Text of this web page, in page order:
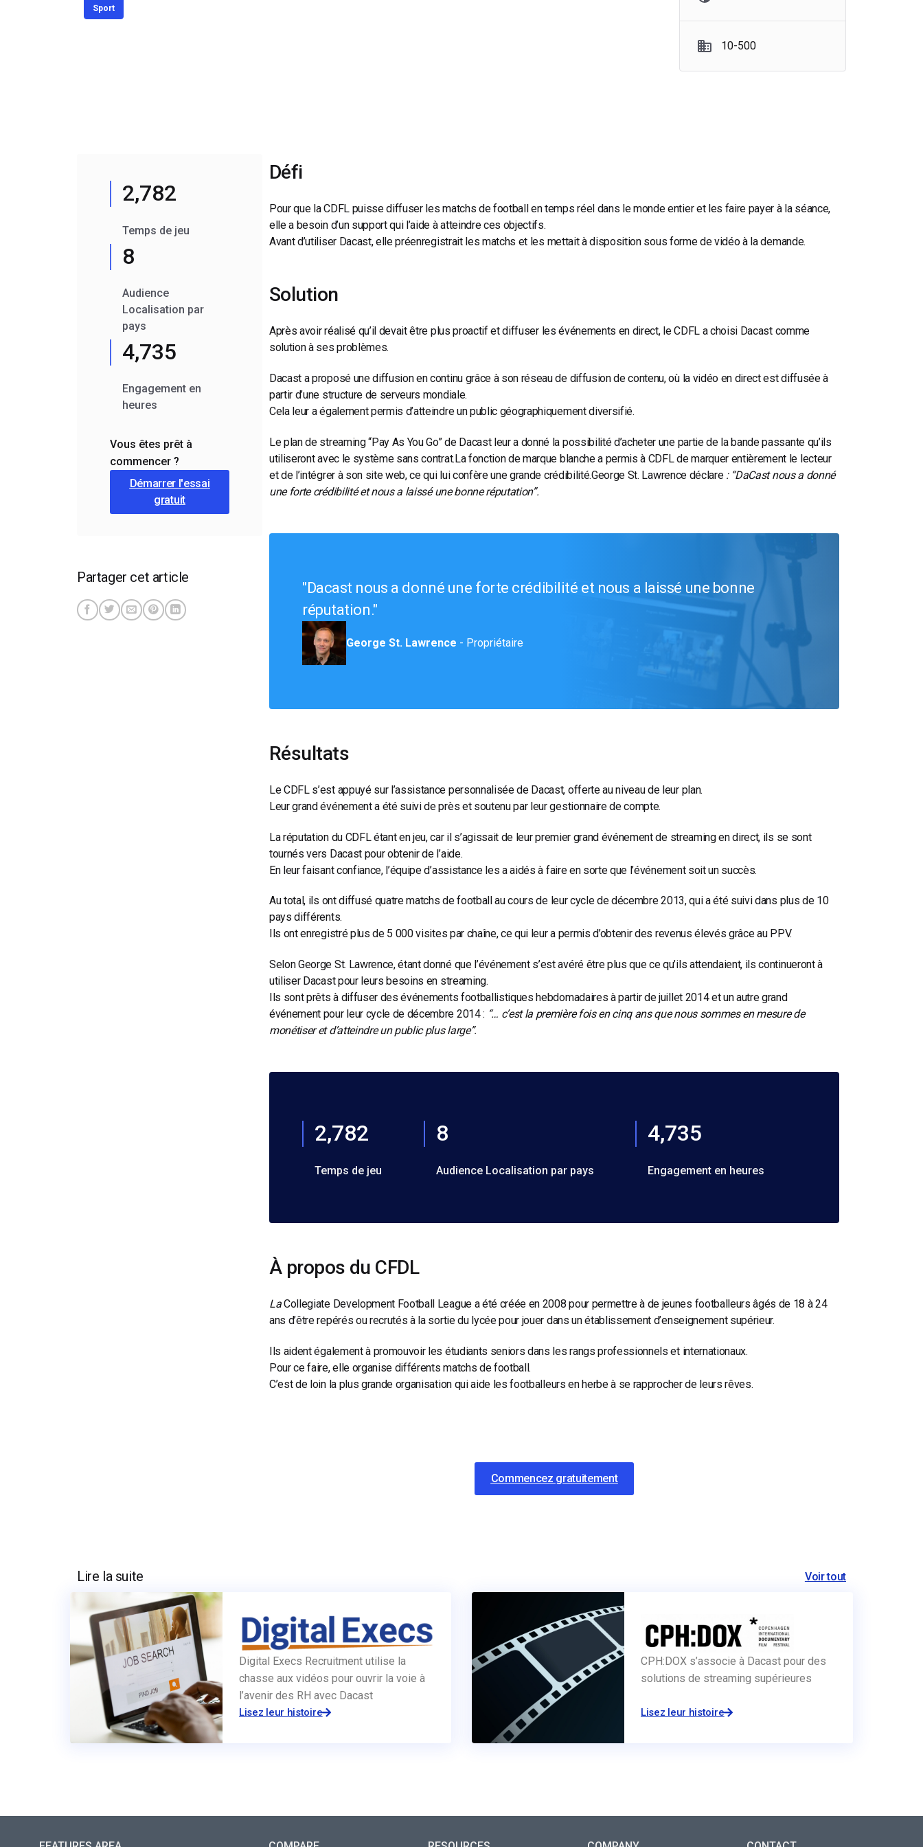
Sport
10-500
2,782
Temps de jeu
8
Audience
Localisation par
pays
4,735
Engagement en
heures
Vous êtes prêt à
commencer ?
Démarrer l'essai
gratuit
Partager cet article
Défi
Pour que la CDFL puisse diffuser les matchs de football en temps réel dans le monde entier et les faire payer à la séance,
elle a besoin d’un support qui l’aide à atteindre ces objectifs.
Avant d’utiliser Dacast, elle préenregistrait les matchs et les mettait à disposition sous forme de vidéo à la demande.
Solution
Après avoir réalisé qu’il devait être plus proactif et diffuser les événements en direct, le CDFL a choisi Dacast comme
solution à ses problèmes.
Dacast a proposé une diffusion en continu grâce à son réseau de diffusion de contenu, où la vidéo en direct est diffusée à
partir d’une structure de serveurs mondiale.
Cela leur a également permis d’atteindre un public géographiquement diversifié.
Le plan de streaming “Pay As You Go” de Dacast leur a donné la possibilité d’acheter une partie de la bande passante qu’ils
utiliseront avec le système sans contrat.La fonction de marque blanche a permis à CDFL de marquer entièrement le lecteur
et de l’intégrer à son site web, ce qui lui confère une grande crédibilité.George St. Lawrence déclare : “DaCast nous a donné
une forte crédibilité et nous a laissé une bonne réputation”.
Dacast nous a donné une forte crédibilité et nous a laissé une bonne
réputation.
George St. Lawrence - Propriétaire
Résultats
Le CDFL s’est appuyé sur l’assistance personnalisée de Dacast, offerte au niveau de leur plan.
Leur grand événement a été suivi de près et soutenu par leur gestionnaire de compte.
La réputation du CDFL étant en jeu, car il s’agissait de leur premier grand événement de streaming en direct, ils se sont
tournés vers Dacast pour obtenir de l’aide.
En leur faisant confiance, l’équipe d’assistance les a aidés à faire en sorte que l’événement soit un succès.
Au total, ils ont diffusé quatre matchs de football au cours de leur cycle de décembre 2013, qui a été suivi dans plus de 10
pays différents.
Ils ont enregistré plus de 5 000 visites par chaîne, ce qui leur a permis d’obtenir des revenus élevés grâce au PPV.
Selon George St. Lawrence, étant donné que l’événement s’est avéré être plus que ce qu’ils attendaient, ils continueront à
utiliser Dacast pour leurs besoins en streaming.
Ils sont prêts à diffuser des événements footballistiques hebdomadaires à partir de juillet 2014 et un autre grand
événement pour leur cycle de décembre 2014 : “… c’est la première fois en cinq ans que nous sommes en mesure de
monétiser et d’atteindre un public plus large”.
2,782
Temps de jeu
8
Audience Localisation par pays
4,735
Engagement en heures
À propos du CFDL
LaCollegiate Development Football League a été créée en 2008 pour permettre à de jeunes footballeurs âgés de 18 à 24
ans d’être repérés ou recrutés à la sortie du lycée pour jouer dans un établissement d’enseignement supérieur.
Ils aident également à promouvoir les étudiants seniors dans les rangs professionnels et internationaux.
Pour ce faire, elle organise différents matchs de football.
C’est de loin la plus grande organisation qui aide les footballeurs en herbe à se rapprocher de leurs rêves.
Commencez gratuitement
Lire la suite Voir tout
Digital Execs Recruitment utilise la
chasse aux vidéos pour ouvrir la voie à
l’avenir des RH avec Dacast
Lisez leur histoire
CPH:DOX s’associe à Dacast pour des
solutions de streaming supérieures
Lisez leur histoire